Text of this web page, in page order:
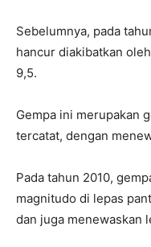
Sebelumnya, pada
hancur diakibatkan
9,5.
Gempa ini merupakan
tercatat, dengan
Pada tahun 2010,
magnitudo di lepas
dan juga menewaskan